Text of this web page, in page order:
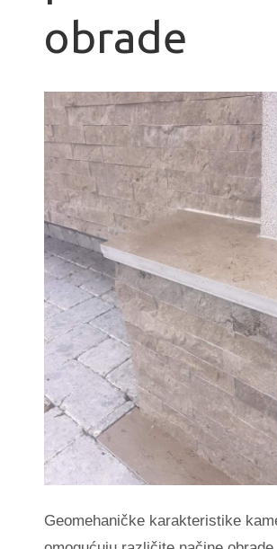
obrade
Geomehaničke karakteristike